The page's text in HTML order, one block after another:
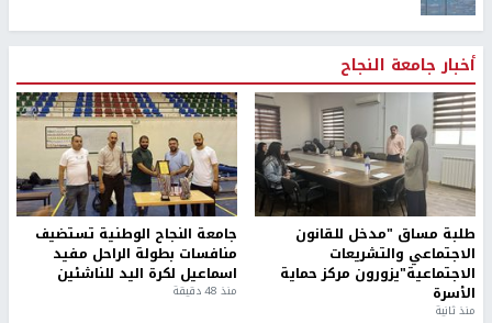
أخبار جامعة النجاح
طلبة مساق "مدخل للقانون
الاجتماعي والتشريعات
الاجتماعية"يزورون مركز حماية
الأسرة
منذ ثانية
جامعة النجاح الوطنية تستضيف
منافسات بطولة الراحل مفيد
اسماعيل لكرة اليد للناشئين
منذ 48 دقيقة